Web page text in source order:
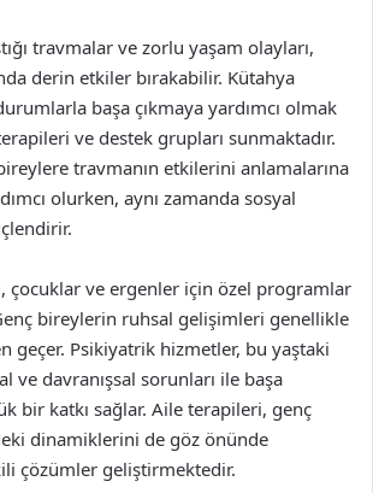
travmalar ve zorlu yaşam olayları,
derin etkiler bırakabilir. Kütahya
başa çıkmaya yardımcı olmak
ve destek grupları sunmaktadır.
travmanın etkilerini anlamalarına
olurken, aynı zamanda sosyal
çocuklar ve ergenler için özel programlar
bireylerin ruhsal gelişimleri genellikle
geçer. Psikiyatrik hizmetler, bu yaştaki
ve davranışsal sorunları ile başa
bir katkı sağlar. Aile terapileri, genç
dinamiklerini de göz önünde
çözümler geliştirmektedir.